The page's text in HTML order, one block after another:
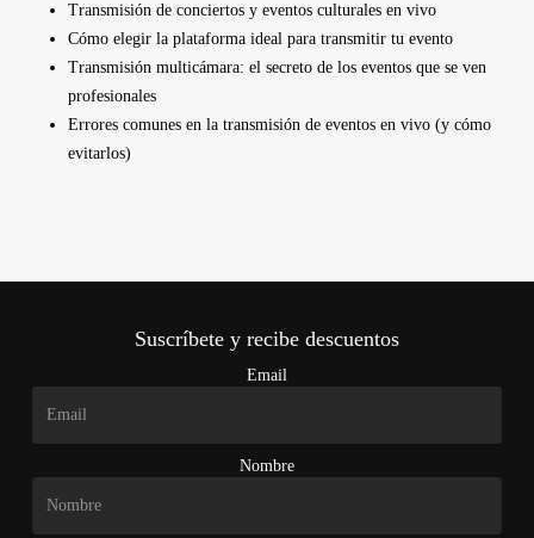
Transmisión de conciertos y eventos culturales en vivo
Cómo elegir la plataforma ideal para transmitir tu evento
Transmisión multicámara: el secreto de los eventos que se ven
profesionales
Errores comunes en la transmisión de eventos en vivo (y cómo
evitarlos)
Suscríbete y recibe descuentos
Email
Nombre